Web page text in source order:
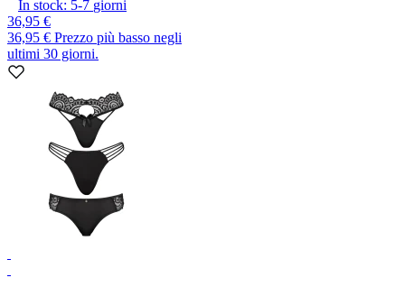
In stock: 5-7 giorni
36,95 €
36,95 € Prezzo più basso negli
ultimi 30 giorni.